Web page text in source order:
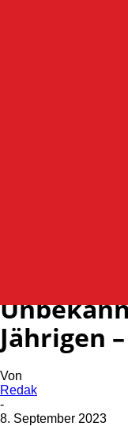
Jährigen
Von
Redak
-
8. September 2023